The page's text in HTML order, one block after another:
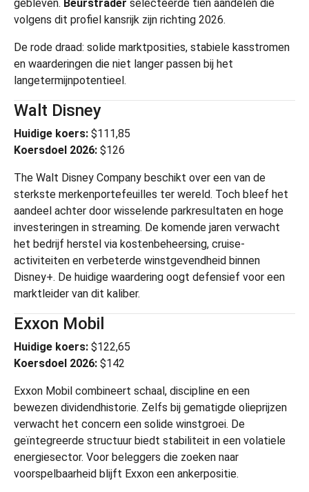
gebleven. Beurstrader selecteerde tien aandelen die
volgens dit profiel kansrijk zijn richting 2026.
De rode draad: solide marktposities, stabiele kasstromen
en waarderingen die niet langer passen bij het
langetermijnpotentieel.
Walt Disney
Huidige koers: $111,85
Koersdoel 2026: $126
The Walt Disney Company beschikt over een van de
sterkste merkenportefeuilles ter wereld. Toch bleef het
aandeel achter door wisselende parkresultaten en hoge
investeringen in streaming. De komende jaren verwacht
het bedrijf herstel via kostenbeheersing, cruise-
activiteiten en verbeterde winstgevendheid binnen
Disney+. De huidige waardering oogt defensief voor een
marktleider van dit kaliber.
Exxon Mobil
Huidige koers: $122,65
Koersdoel 2026: $142
Exxon Mobil combineert schaal, discipline en een
bewezen dividendhistorie. Zelfs bij gematigde olieprijzen
verwacht het concern een solide winstgroei. De
geïntegreerde structuur biedt stabiliteit in een volatiele
energiesector. Voor beleggers die zoeken naar
voorspelbaarheid blijft Exxon een ankerpositie.